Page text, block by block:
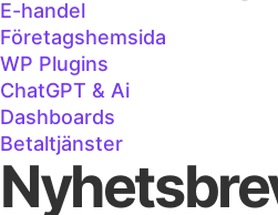
E-handel
Företagshemsida
WP Plugins
ChatGPT & Ai
Dashboards
Betaltjänster